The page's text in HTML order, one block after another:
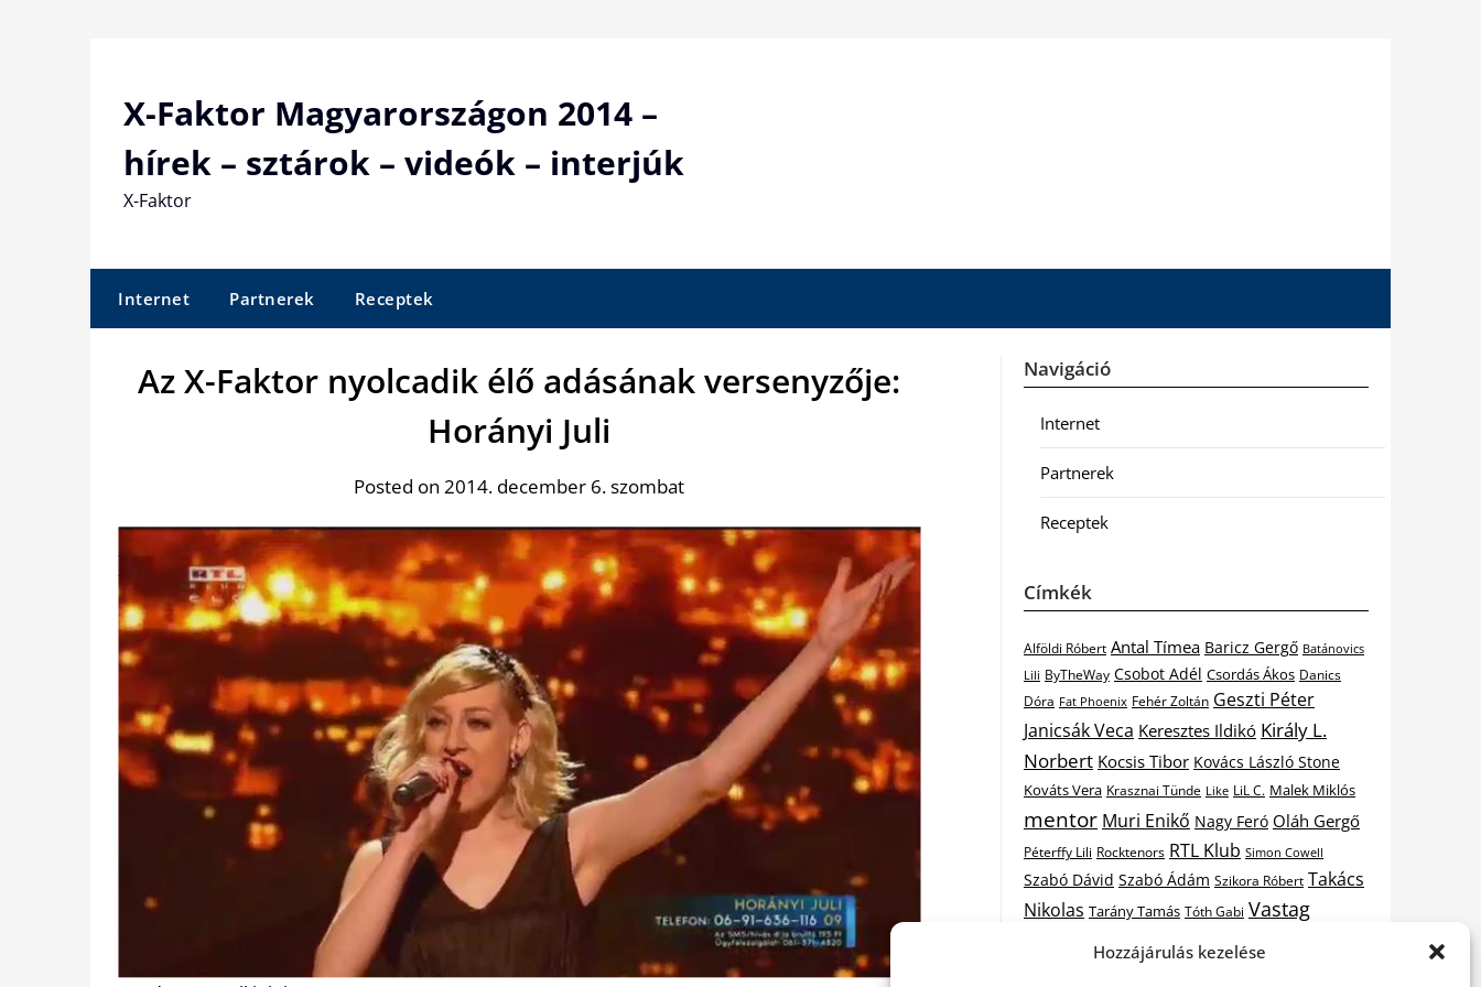
Hozzájárulás kezelése
X-Faktor Magyarországon 2014 –
hírek – sztárok – videók – interjúk
X-Faktor
Internet Partnerek Receptek
Az X-Faktor nyolcadik élő adásának versenyzője:
Horányi Juli
Posted on 2014. december 6. szombat
Navigáció
Internet
Partnerek
Receptek
Címkék
Alföldi Róbert Antal Tímea Baricz Gergő Batánovics
Lili ByTheWay Csobot Adél Csordás Ákos Danics
Dóra Fat Phoenix Fehér Zoltán Geszti Péter
Janicsák Veca Keresztes Ildikó Király L.
Norbert Kocsis Tibor Kovács László Stone
Kováts Vera Krasznai Tünde Like LiL C. Malek Miklós
mentor Muri Enikő Nagy Feró Oláh Gergő
Péterffy Lili Rocktenors RTL Klub Simon Cowell
Szabó Dávid Szabó Ádám Szikora Róbert Takács
Nikolas Tarány Tamás Tóth Gabi Vastag
Vastag Tamás Wolf Kati